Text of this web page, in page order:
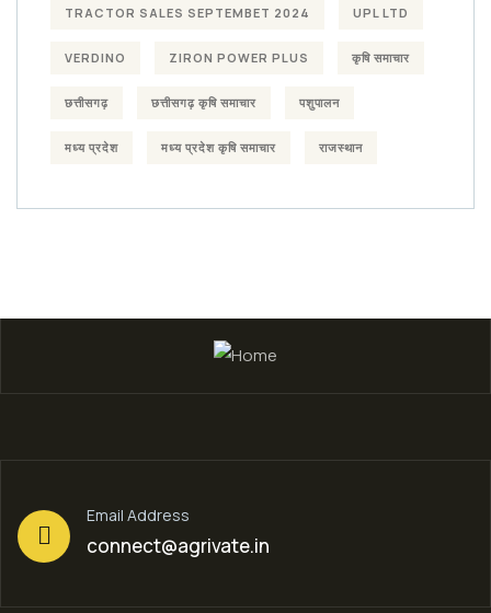
TRACTOR SALES SEPTEMBET 2024 UPL LTD
VERDINO ZIRON POWER PLUS कृषि समाचार
छत्तीसगढ़ छत्तीसगढ़ कृषि समाचार पशुपालन
मध्य प्रदेश मध्य प्रदेश कृषि समाचार राजस्थान
Email Address
connect@agrivate.in